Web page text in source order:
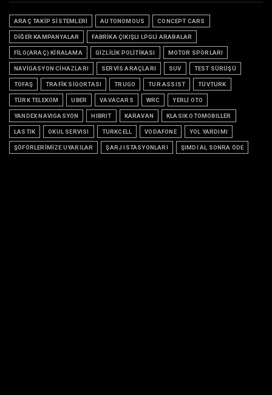
ARAÇ TAKİP SİSTEMLERİ AUTONOMOUS CONCEPT CARS
DİĞER KAMPANYALAR FABRİKA ÇIKIŞLI LPGLİ ARABALAR
FİLO(ARAÇ) KİRALAMA GİZLİLİK POLİTİKASI MOTOR SPORLARI
NAVİGASYON CİHAZLARI SERVİS ARAÇLARI SUV TEST SÜRÜŞÜ
TOFAŞ TRAFİK SİGORTASI TRUGO TUR ASSIST TÜVTURK
TÜRK TELEKOM UBER VAVACARS WRC YERLİ OTO
YANDEX NAVIGASYON HIBRIT KARAVAN KLASIK OTOMOBILLER
LASTIK OKUL SERVISI TURKCELL VODAFONE YOL YARDIMI
ŞÖFÖRLERİMİZE UYARILAR ŞARJ ISTASYONLARI ŞIMDI AL SONRA ÖDE